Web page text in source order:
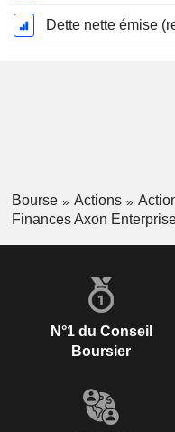
Dette nette émise
Bourse Actions
Finances Axon
N°1 du Conseil
Boursier